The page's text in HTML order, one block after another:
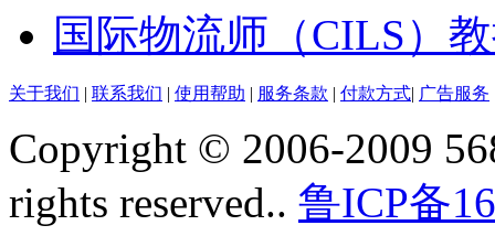
国际物流师（CILS）
关于我们 | 联系我们 | 使用帮助 | 服务条款 | 付款方式| 广告服务
Copyright © 2006-2009
rights reserved.. 鲁ICP备